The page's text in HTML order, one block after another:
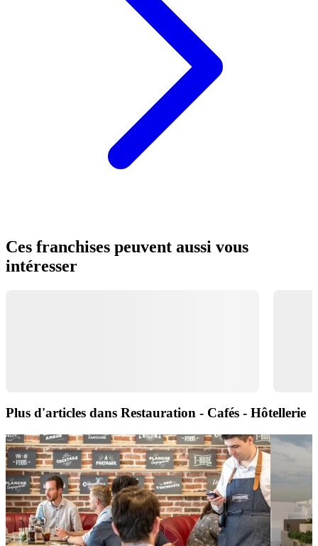
Ces franchises peuvent aussi vous
intéresser
Plus d'articles dans Restauration - Cafés - Hôtellerie